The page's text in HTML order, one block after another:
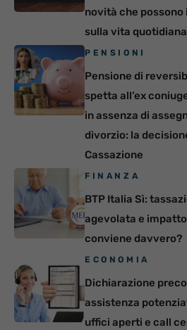
novità che possono
sulla vita quotidiana
PENSIONI
Pensione di
spetta all’ex
in assenza di
divorzio: la
Cassazione
FINANZA
BTP Italia Sì:
agevolata e impatto
conviene davvero?
ECONOMIA
Dichiarazione
assistenza
uffici aperti e call